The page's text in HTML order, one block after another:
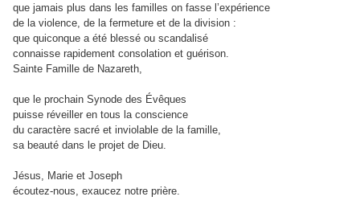
que jamais plus dans les familles on fasse l’expérience
de la violence, de la fermeture et de la division :
que quiconque a été blessé ou scandalisé
connaisse rapidement consolation et guérison.
Sainte Famille de Nazareth,
que le prochain Synode des Évêques
puisse réveiller en tous la conscience
du caractère sacré et inviolable de la famille,
sa beauté dans le projet de Dieu.
Jésus, Marie et Joseph
écoutez-nous, exaucez notre prière.